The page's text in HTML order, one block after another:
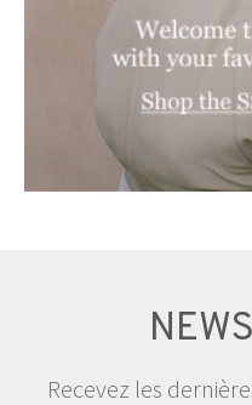
Recevez les